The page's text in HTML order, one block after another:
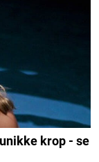
krop - se